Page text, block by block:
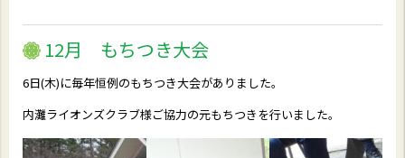
12月 もちつき大会
6日(木)に毎年恒例のもちつき大会がありました。
内灘ライオンズクラブ様ご協力の元もちつきを行いました。